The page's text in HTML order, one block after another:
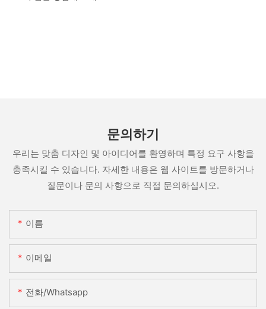
문의하기
우리는 맞춤 디자인 및 아이디어를 환영하며 특정 요구 사항을
충족시킬 수 있습니다. 자세한 내용은 웹 사이트를 방문하거나
질문이나 문의 사항으로 직접 문의하십시오.
이름
이메일
전화/whatsapp